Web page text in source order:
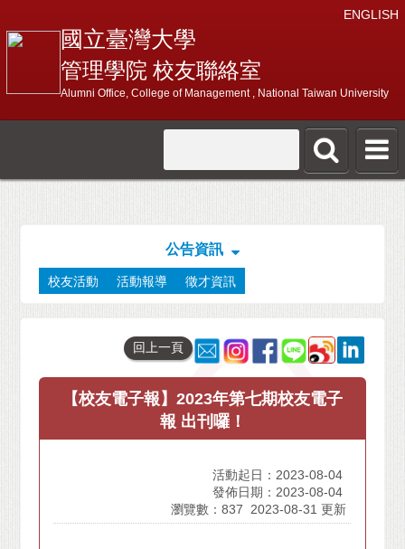
ENGLISH
國立臺灣大學
管理學院 校友聯絡室
Alumni Office, College of Management , National Taiwan University
公告資訊
校友活動 活動報導 徵才資訊
回上一頁
【校友電子報】2023年第七期校友電子
報 出刊囉！
活動起日：2023-08-04
發佈日期：2023-08-04
瀏覽數：837
2023-08-31 更新